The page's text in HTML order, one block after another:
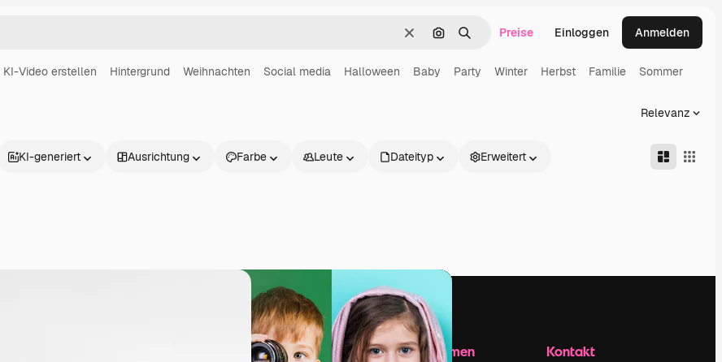
LöschenNach Bild suchen
SuchenPreise Einloggen Anmelden
KI-Video erstellen Hintergrund Weihnachten Social media Halloween Baby Party Winter Herbst Familie Sommer
Relevanz
KI-generiert Ausrichtung Farbe Leute Dateityp Erweitert
Loslegen Unternehmen
Kontakt